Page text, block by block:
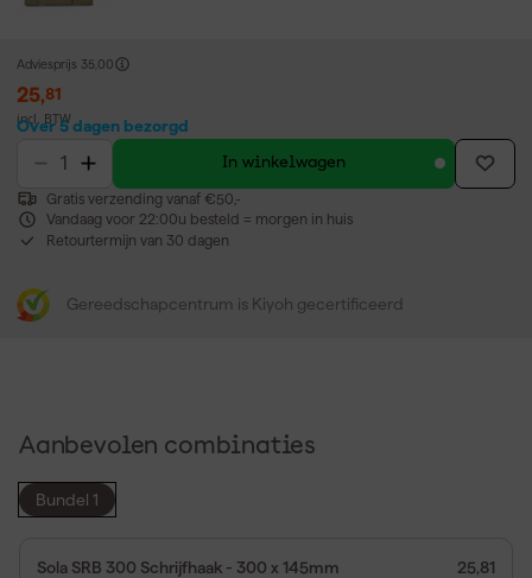
Adviesprijs 35,00
25,81
incl. BTW
Over 5 dagen bezorgd
In winkelwagen
Gratis verzending vanaf €50,-
Vandaag voor 22:00u besteld = morgen in huis
Retourtermijn van 30 dagen
Gereedschapcentrum is Kiyoh gecertificeerd
Aanbevolen combinaties
Bundel 1
Sola SRB 300 Schrijfhaak - 300 x 145mm 25,81